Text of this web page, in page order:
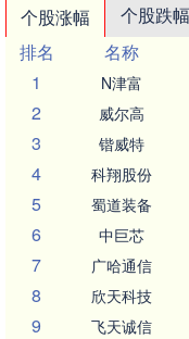
个股涨幅 个股跌幅
排名
名称
1
N津富
2 威尔高
3 锴威特
4 科翔股份
5 蜀道装备
6 中巨芯
7 广哈通信
8 欣天科技
9 飞天诚信